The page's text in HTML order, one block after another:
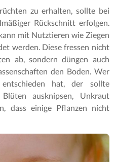
zu erhalten, sollte bei
Rückschnitt erfolgen.
mit Nutztieren wie Ziegen
werden. Diese fressen nicht
ab, sondern düngen auch
den Boden. Wer
hat, der sollte
ausknipsen, Unkraut
dass einige Pflanzen nicht